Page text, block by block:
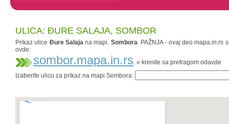
ULICA: ĐURE SALAJA, SOMBOR
Prikaz ulice Đure Salajana mapi. Sombora. PAŽNJA - ovaj deo mapa.in.rs
ovde:
sombor.mapa.in.rs. « krenite sa pretragom odavde
Izaberite ulicu za prikaz na mapi Sombora: